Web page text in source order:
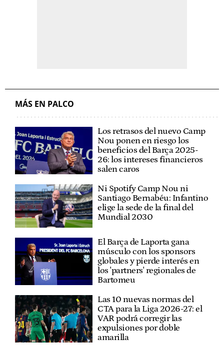
MÁS EN PALCO
Los retrasos del nuevo Camp
Nou ponen en riesgo los
beneficios del Barça 2025-
26: los intereses financieros
salen caros
Ni Spotify Camp Nou ni
Santiago Bernabéu: Infantino
elige la sede de la final del
Mundial 2030
El Barça de Laporta gana
músculo con los sponsors
globales y pierde interés en
los 'partners' regionales de
Bartomeu
Las 10 nuevas normas del
CTA para la Liga 2026-27: el
VAR podrá corregir las
expulsiones por doble
amarilla